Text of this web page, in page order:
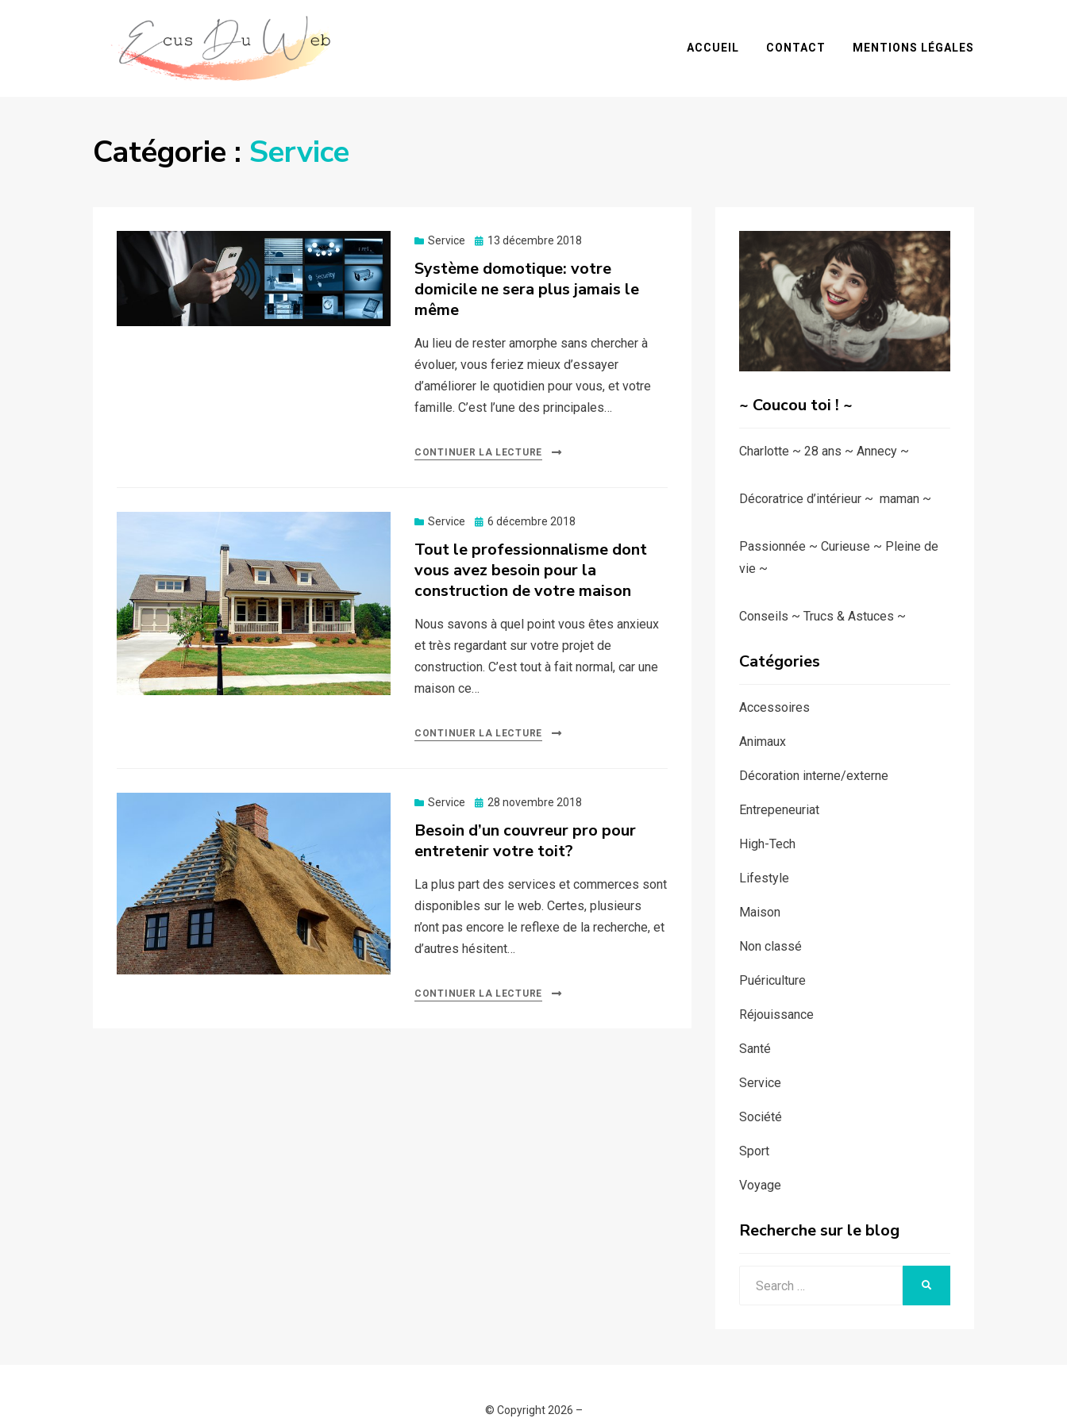
ACCUEIL CONTACT MENTIONS LÉGALES
Catégorie : Service
Service
Posted
13 décembre 2018
Système domotique: votre
domicile ne sera plus jamais le
même
Au lieu de rester amorphe sans chercher à
évoluer, vous feriez mieux d’essayer
d’améliorer le quotidien pour vous, et votre
famille. C’est l’une des principales…
CONTINUER LA LECTURE
Service
Posted
6 décembre 2018
Tout le professionnalisme dont
vous avez besoin pour la
construction de votre maison
Nous savons à quel point vous êtes anxieux
et très regardant sur votre projet de
construction. C’est tout à fait normal, car une
maison ce…
CONTINUER LA LECTURE
Service
Posted
28 novembre 2018
Besoin d’un couvreur pro pour
entretenir votre toit?
La plus part des services et commerces sont
disponibles sur le web. Certes, plusieurs
n’ont pas encore le reflexe de la recherche, et
d’autres hésitent…
CONTINUER LA LECTURE
~ Coucou toi ! ~
Charlotte ~ 28 ans ~ Annecy ~
Décoratrice d’intérieur ~ maman ~
Passionnée ~ Curieuse ~ Pleine de
vie ~
Conseils ~ Trucs & Astuces ~
Catégories
Accessoires
Animaux
Décoration interne/externe
Entrepeneuriat
High-Tech
Lifestyle
Maison
Non classé
Puériculture
Réjouissance
Santé
Service
Société
Sport
Voyage
Recherche sur le blog
© Copyright 2026 –